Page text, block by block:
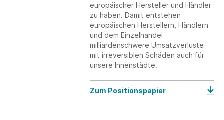
europäischer Hersteller und Händler
zu haben. Damit entstehen
europäischen Herstellern, Händlern
und dem Einzelhandel
milliardenschwere Umsatzverluste
mit irreversiblen Schäden auch für
unsere Innenstädte.
Zum Positionspapier